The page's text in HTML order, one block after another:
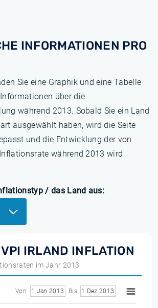
INFORMATIONEN PRO
Sie eine Graphik und eine Tabelle
über die
während 2013. Sobald Sie ein Land
ausgewählt haben, wird die Seite
und die Entwicklung der von
während 2013 wird
/ das Land aus:
IRLAND INFLATION
im Jahr 2013
Von 1 Jan 2013 Bis 1 Dez 2013